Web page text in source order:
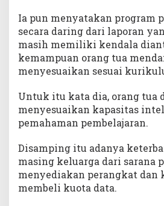
Ia pun menyatakan program
secara daring dari laporan
masih memiliki kendala
kemampuan orang tua
menyesuaikan sesuai
Untuk itu kata dia, orang tua
menyesuaikan kapasitas
pemahaman pembelajaran.
Disamping itu adanya
masing keluarga dari sarana
menyediakan perangkat dan
membeli kuota data.